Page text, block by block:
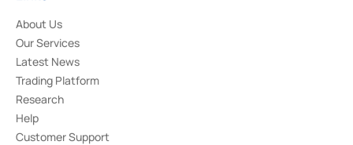
About Us
Our Services
Latest News
Trading Platform
Research
Help
Customer Support